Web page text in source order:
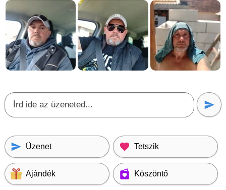
Üzenet Tetszik
Ajándék Köszöntő